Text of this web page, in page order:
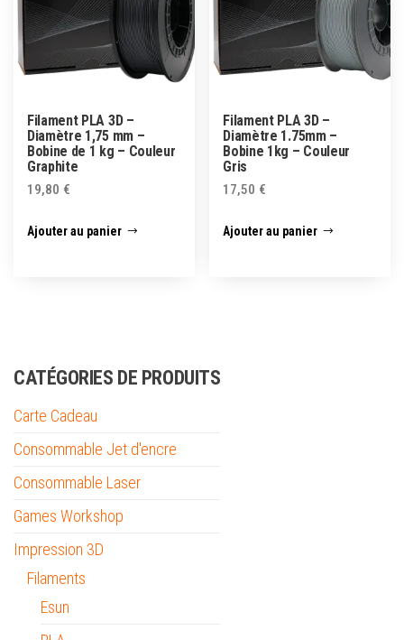
Filament PLA 3D –
Diamètre 1,75 mm –
Bobine de 1 kg – Couleur
Graphite
19,80 €
Ajouter au panier
Filament PLA 3D –
Diamètre 1.75mm –
Bobine 1kg – Couleur
Gris
17,50 €
Ajouter au panier
CATÉGORIES DE PRODUITS
Carte Cadeau
Consommable Jet d'encre
Consommable Laser
Games Workshop
Impression 3D
Filaments
Esun